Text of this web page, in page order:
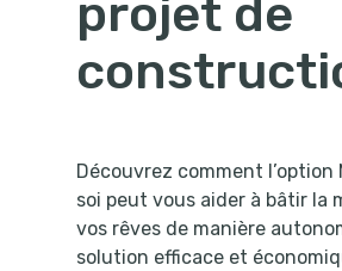
projet de
Découvrez comment
soi peut vous aider à bâtir la
vos rêves de manière
solution efficace et